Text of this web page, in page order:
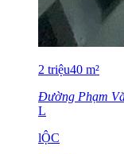
2 triệu40 m²
Đường Phạm
L
lỘC